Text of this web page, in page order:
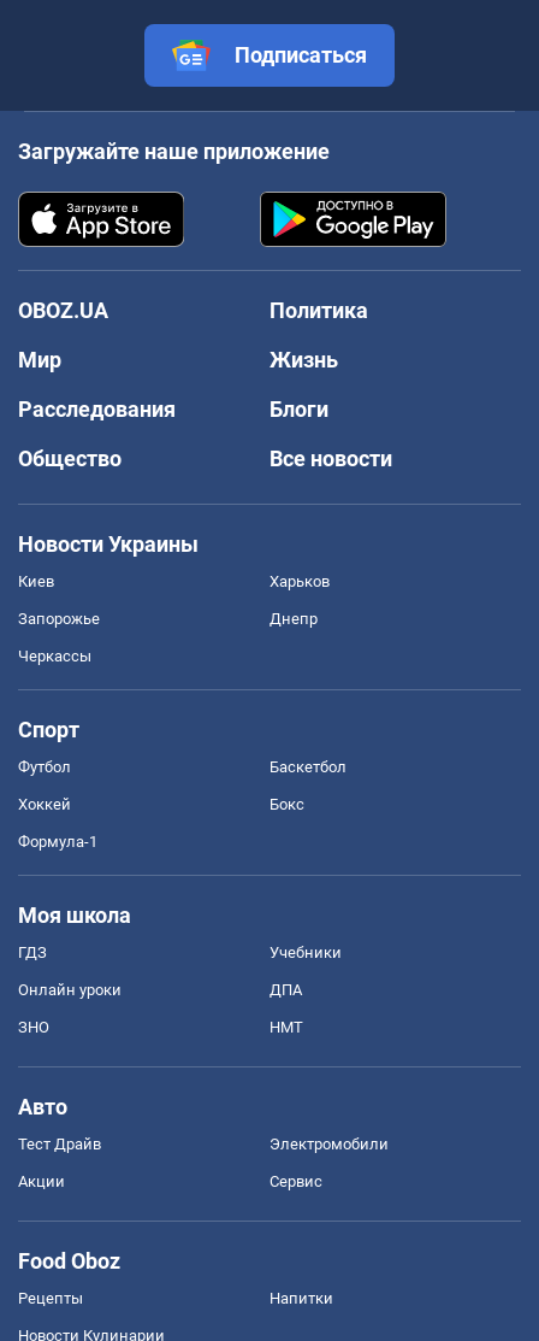
Подписаться
Загружайте наше приложение
OBOZ.UA
Политика
Мир
Жизнь
Расследования
Блоги
Общество
Все новости
Новости Украины
Киев Харьков
Запорожье Днепр
Черкассы
Спорт
Футбол Баскетбол
Хоккей Бокс
Формула-1
Моя школа
ГДЗ Учебники
Онлайн уроки ДПА
ЗНО НМТ
Авто
Тест Драйв Электромобили
Акции Сервис
Food Oboz
Рецепты Напитки
Новости Кулинарии